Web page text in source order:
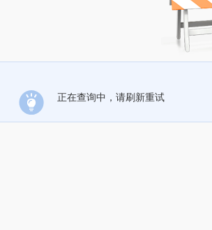
正在查询中，请刷新重试